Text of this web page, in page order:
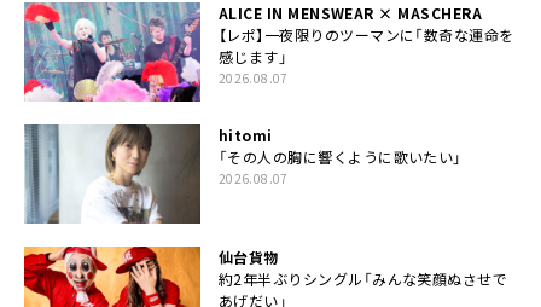
ALICE IN MENSWEAR × MASCHERA
【レポ】一夜限りのツーマンに「数奇な運命を
感じます」
2026.08.07
hitomi
「その人の胸に響くように歌いたい」
2026.08.07
仙台貨物
約2年半ぶりシングル「みんな笑顔ぬさせで
あげだい」